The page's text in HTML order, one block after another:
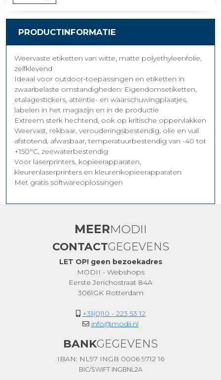
PRODUCTINFORMATIE
Weervaste etiketten van witte, matte polyethyleenfolie,
zelfklevend
Ideaal voor outdoor-toepassingen en etiketten in
zwaarbelaste omstandigheden: Eigendomsetiketten,
etalagestickers, attentie- en waarschuwingplaatjes,
labelen in het magazijn en in de productie
Extreem sterk hechtend, ook op kritische oppervlakken
Weervast, rekbaar, verouderingsbestendig, olie en vuil
afstotend, afwasbaar, temperatuurbestendig van -40 tot
+150°C, zeewaterbestendig
Voor laserprinters, kopieerapparaten,
kleurenlaserprinters en kleurenkopieerapparaten
Met gratis softwareoplossingen
MEERMODII
CONTACTGEGEVENS
LET OP! geen bezoekadres
MODII - Webshops
Eerste Jerichostraat 84A
3061GK Rotterdam
+31(0)10 - 223 53 12
info@modii.nl
BANKGEGEVENS
IBAN: NL97 INGB 0006 9712 16
BIC/SWIFT INGBNL2A